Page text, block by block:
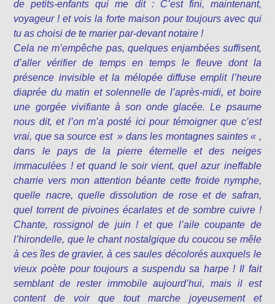
de petits-enfants qui me dit : C’est fini, maintenant,
voyageur ! et vois la forte maison pour toujours avec qui
tu as choisi de te marier par-devant notaire !
Cela ne m’empêche pas, quelques enjambées suffisent,
d’aller vérifier de temps en temps le fleuve dont la
présence invisible et la mélopée diffuse emplit l’heure
diaprée du matin et solennelle de l’après-midi, et boire
une gorgée vivifiante à son onde glacée. Le psaume
nous dit, et l’on m’a posté ici pour témoigner que c’est
vrai, que sa source est » dans les montagnes saintes « ,
dans le pays de la pierre éternelle et des neiges
immaculées ! et quand le soir vient, quel azur ineffable
charrie vers mon attention béante cette froide nymphe,
quelle nacre, quelle dissolution de rose et de safran,
quel torrent de pivoines écarlates et de sombre cuivre !
Chante, rossignol de juin ! et que l’aile coupante de
l’hirondelle, que le chant nostalgique du coucou se mêle
à ces îles de gravier, à ces saules décolorés auxquels le
vieux poète pour toujours a suspendu sa harpe ! Il fait
semblant de rester immobile aujourd’hui, mais il est
content de voir que tout marche joyeusement et